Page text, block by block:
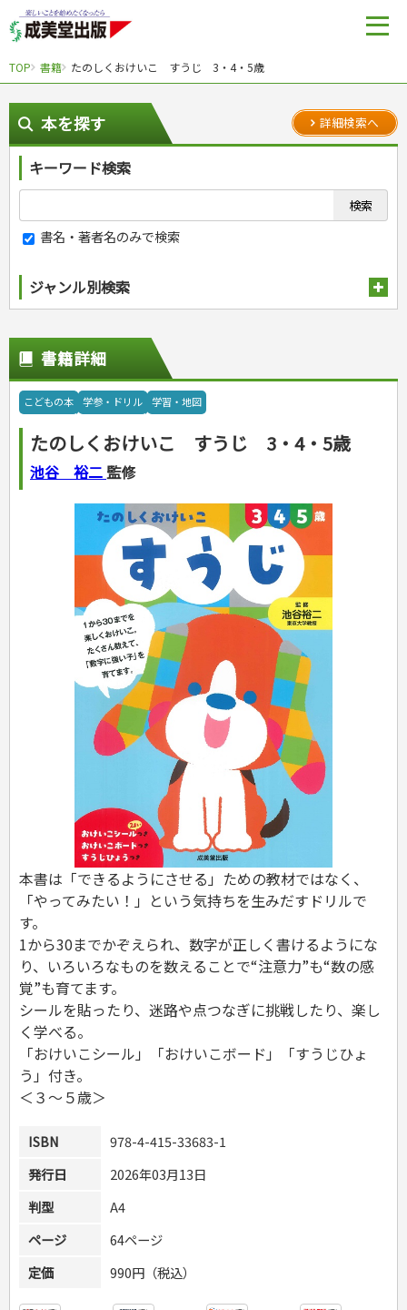
TOP 書籍 たのしくおけいこ すうじ 3・4・5歳
本を探す 詳細検索へ
キーワード検索
書名・著者名のみで検索
ジャンル別検索
スポーツ
スポーツルール
野球
ゴルフ
ジュニアスポーツ
その他スポーツ
自然・アウトドア・ペット
アウトドア
犬・猫
園芸・野菜づくり
雑学
娯楽・ゲーム・占い
ナンプレ
ゲーム・マジック
家相・風水・占い
カルチャー・芸術・趣味
音楽・楽器
趣味・鑑賞・カメラ
俳句・詩・ことば
辞典
語学・旅行会話
運転免許
原付・二輪
その他免許
生活・暮らし
料理
料理・レシピ
各国料理
お弁当
健康メニュー・ダイエット
調理器具クッキング
お菓子・ケーキ・パン
飲み物・お酒
手芸・クラフト
ソーイング
クラフト
インテリア・ハウジング
収納・掃除・暮らし
美容・ファッション
ダイエット・エクササイズ
メイク・ネイル・ヘア
着物・着つけ
冠婚葬祭・手紙・ペン字
冠婚葬祭・スピーチ・マナー
手紙・ペン字
妊娠・出産・育児
妊娠・出産・育児
離乳食・幼児食・こどもレシピ
健康と保育
家庭医学・健康
ツボ・マッサージ
家庭医学・病気
健康知識
生活習慣病
看護・介護
看護一般
介護一般
保育・教育
パネルシアター
こどもの本
児童一般
おりがみ・あやとり
なぞなぞ・ゲーム
占い・心理ゲーム
のりもの・ずかん
読み物・絵本
音と光のでる絵本
学参・ドリル
夏休みドリル
総復習ドリル
学習・地図
自由研究・読書感想文
えんぴつちょう
就職活動
就職活動
公務員試験
資格試験
検定試験・資格試験
英語検定・TOEIC
漢字検定・数学検定
簿記検定
看護・薬学
ケアマネジャー
介護・社会福祉士
保育士
司法書士・社労士
行政書士・宅建
衛生管理・運行管理
建築・土木
スキル・キャリアアップ
危険物取扱者
消防設備士
登録販売者
その他資格試験
経営・経済・法律
マネー・株・資産
ビジネス・法律
簿記・経理・税金・保険
その他ビジネス
自己啓発
自己啓発
ビジネス読み物
国内・海外旅行
国内旅行
散歩・グルメ
地理・地図
成美文庫
その他文庫
ダイアリー
ダイアリー
プラチナダイアリー プレステージ
書籍詳細
こどもの本 学参・ドリル 学習・地図
たのしくおけいこ すうじ 3・4・5歳
池谷 裕二 監修
本書は「できるようにさせる」ための教材ではなく、
「やってみたい！」という気持ちを生みだすドリルで
す。
1から30までかぞえられ、数字が正しく書けるようにな
り、いろいろなものを数えることで“注意力”も“数の感
覚”も育てます。
シールを貼ったり、迷路や点つなぎに挑戦したり、楽し
く学べる。
「おけいこシール」「おけいこボード」「すうじひょ
う」付き。
＜３～５歳＞
ISBN
978-4-415-33683-1
発行日
2026年03月13日
判型
A4
ページ
64ページ
定価
990円（税込）